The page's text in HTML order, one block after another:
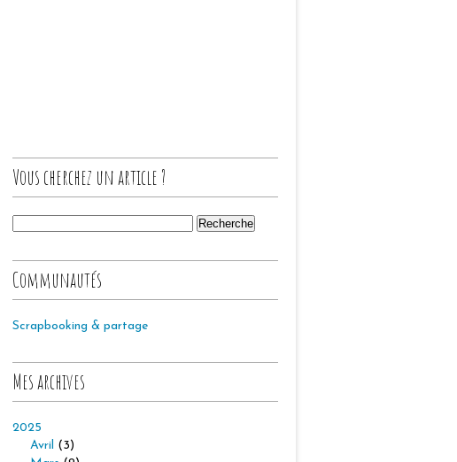
Vous cherchez un article ?
Communautés
Scrapbooking & partage
Mes archives
2025
Avril (3)